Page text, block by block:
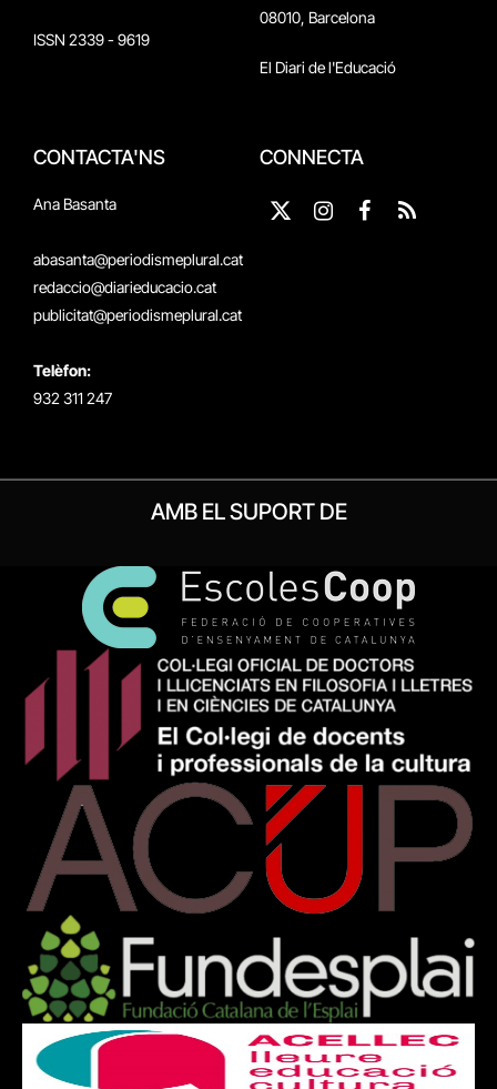
ISSN 2339 - 9619
08010, Barcelona
El Diari de l'Educació
CONTACTA'NS
Ana Basanta
abasanta@periodismeplural.cat
redaccio@diarieducacio.cat
publicitat@periodismeplural.cat
Telèfon:
932 311 247
CONNECTA
X
Instagram
Facebook
RSS
AMB EL SUPORT DE